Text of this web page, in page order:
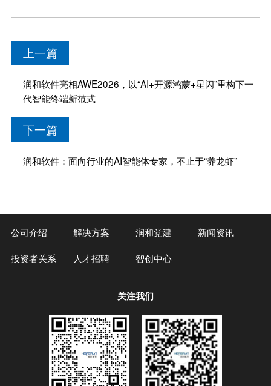
上一篇
润和软件亮相AWE2026，以“AI+开源鸿蒙+星闪”重构下一
代智能终端新范式
下一篇
润和软件：面向行业的AI智能体专家，不止于“养龙虾”
公司介绍 解决方案 润和党建
新闻资讯
投资者关系
人才招聘 智创中心
关注我们